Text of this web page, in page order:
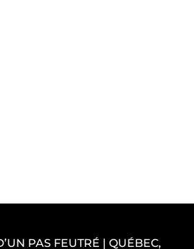
PAS FEUTRÉ | QUÉBEC,